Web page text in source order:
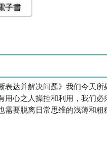
子書
表达并解决问题》我们今天
用心之人操控和利用，我们
要脱离日常思维的浅薄和